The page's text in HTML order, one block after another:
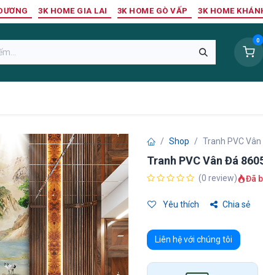
3K HOME GIA LAI 3K HOME GÒ VẤP 3K HOME
0
Shop Tranh PVC
Tranh PVC Vân Đá
(0 review) Đã
Yêu thích Chia sẻ
Liên hệ với chúng tôi